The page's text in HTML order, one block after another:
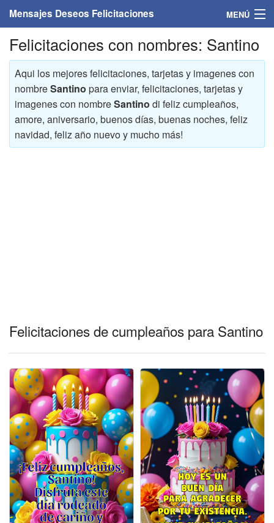
Mensajes Deseos Felicitaciones MENÚ
Home
Mensajes
Felicitaciones
Felicitaciones con nombres
Entrar
Felicitaciones con nombres: Santino
Aqui los mejores felicitaciones, tarjetas y imagenes con
nombreSantino para enviar, felicitaciones, tarjetas y
imagenes con nombreSantino di feliz cumpleaños,
amore, aniversario, buenos días, buenas noches, feliz
navidad, feliz año nuevo y mucho más!
Felicitaciones de cumpleaños para Santino